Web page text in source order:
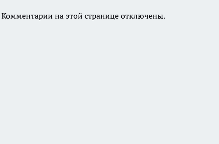
Комментарии на этой странице отключены.